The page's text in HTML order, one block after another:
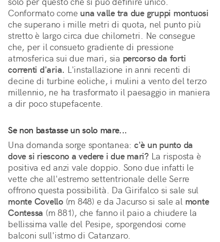
Conformato come una valle tra due gruppi montuosi
che superano i mille metri di quota, nel punto più
stretto è largo circa due chilometri. Ne consegue
che, per il consueto gradiente di pressione
atmosferica sui due mari, sia percorso da forti
correnti d'aria. L'installazione in anni recenti di
decine di turbine eoliche, i mulini a vento del terzo
millennio, ne ha trasformato il paesaggio in maniera
a dir poco stupefacente.
Se non bastasse un solo mare...
Una domanda sorge spontanea: c'è un punto da
dove si riescono a vedere i due mari?La risposta è
positiva ed anzi vale doppio. Sono due infatti le
vette che all'estremo settentrionale delle Serre
offrono questa possibilità. Da Girifalco si sale sul
monte Covello(m 848) e da Jacurso si sale al monte
Contessa (m 881), che fanno il paio a chiudere la
bellissima valle del Pesipe, sporgendosi come
balconi sull'istmo di Catanzaro.